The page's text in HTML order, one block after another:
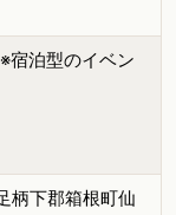
宿泊型のイベン
柄下郡箱根町仙